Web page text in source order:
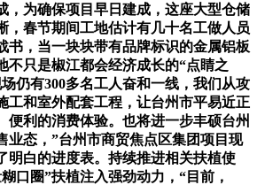
，为确保项目早日建成，这座大型仓储
，春节期间工地估计有几十名工做人员
书，当一块块带有品牌标识的金属铝板
不只是椒江都会经济成长的“点睛之
仍有300多名工人奋和一线，我们从攻
工和室外配套工程，让台州市平易近正
便利的消费体验。也将进一步丰硕台州
业态，”台州市商贸焦点区集团项目现
明白的进度表。持续推进相关扶植使
口圈”扶植注入强劲动力，“目前，